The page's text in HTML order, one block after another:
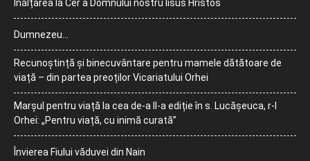
Înălțarea la Cer a Domnului nostru Iisus Hristos
Dumnezeu…
Recunoștință și binecuvântare pentru mamele dătătoare de
viață – din partea preoților Vicariatului Orhei
Marșul pentru viață la cea de-a II-a ediție în s. Lucășeuca, r-l
Orhei: „Pentru viață, cu inimă curată”
Învierea Fiului văduvei din Nain